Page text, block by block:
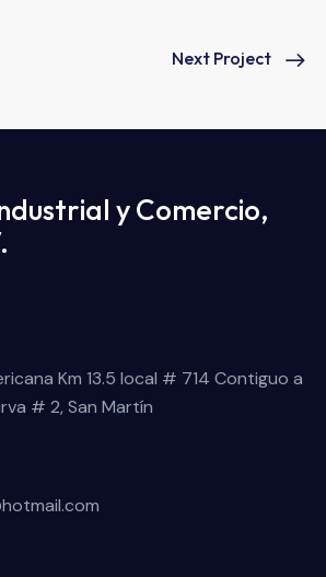
Next Project
y Comercio,
Km 13.5 local # 714 Contiguo a
# 2, San Martín